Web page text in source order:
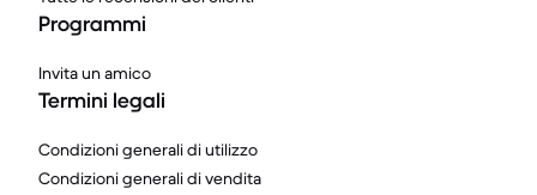
Programmi
Invita un amico
Termini legali
Condizioni generali di utilizzo
Condizioni generali di vendita